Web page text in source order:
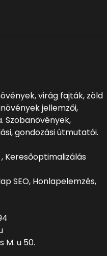
virág fajták, zöld
jellemzői,
Szobanövények,
gondozási útmutatói.
, Keresőoptimalizálás
SEO, Honlapelemzés,
M. u 50.